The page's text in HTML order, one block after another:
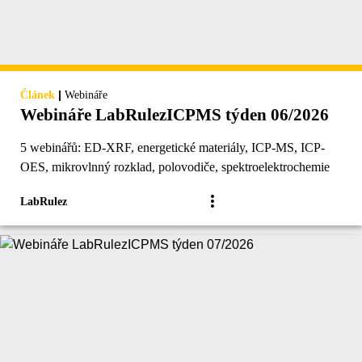
Článek | Webináře
Webináře LabRulezICPMS týden 06/2026
5 webinářů: ED-XRF, energetické materiály, ICP-MS, ICP-
OES, mikrovlnný rozklad, polovodiče, spektroelektrochemie
LabRulez